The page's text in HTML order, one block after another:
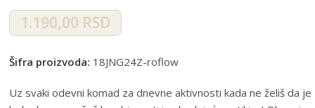
1.190,00 RSD
Šifra proizvoda: 18JNG24Z-roflow
Uz svaki odevni komad za dnevne aktivnosti kada ne želiš da je